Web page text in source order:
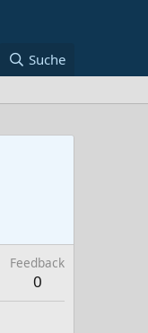
Suche
Feedback
0